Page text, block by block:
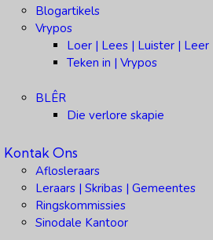
Blogartikels
Vrypos
Loer | Lees | Luister | Leer
Teken in | Vrypos
BLÊR
Die verlore skapie
Kontak Ons
Aflosleraars
Leraars | Skribas | Gemeentes
Ringskommissies
Sinodale Kantoor